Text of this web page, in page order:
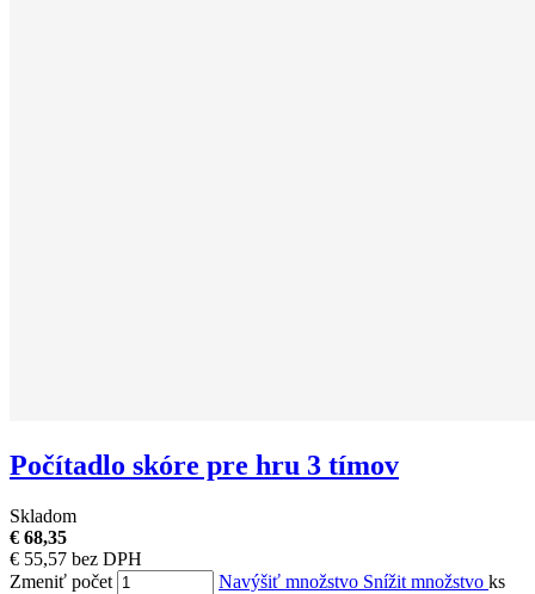
Počítadlo skóre pre hru 3 tímov
Skladom
€ 68,35
€ 55,57 bez DPH
Zmeniť počet
Navýšiť množstvo Snížit množstvo ks